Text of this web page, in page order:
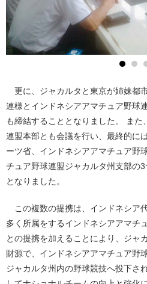
更に、ジャカルタと東京が姉妹都
連様とインドネシアアマチュア野球
も締結することとなりました。 ま
連盟本部とも会議を行い、最終的に
ーツ省、インドネシアアマチュア野
チュア野球連盟ジャカルタ州支部の
となりました。
この複数の提携は、インドネシア
多く所属をするインドネシアアマチ
との提携を加えることにより、ジャ
財源で、インドネシアアマチュア野
ジャカルタ州内の野球競技へ投下さ